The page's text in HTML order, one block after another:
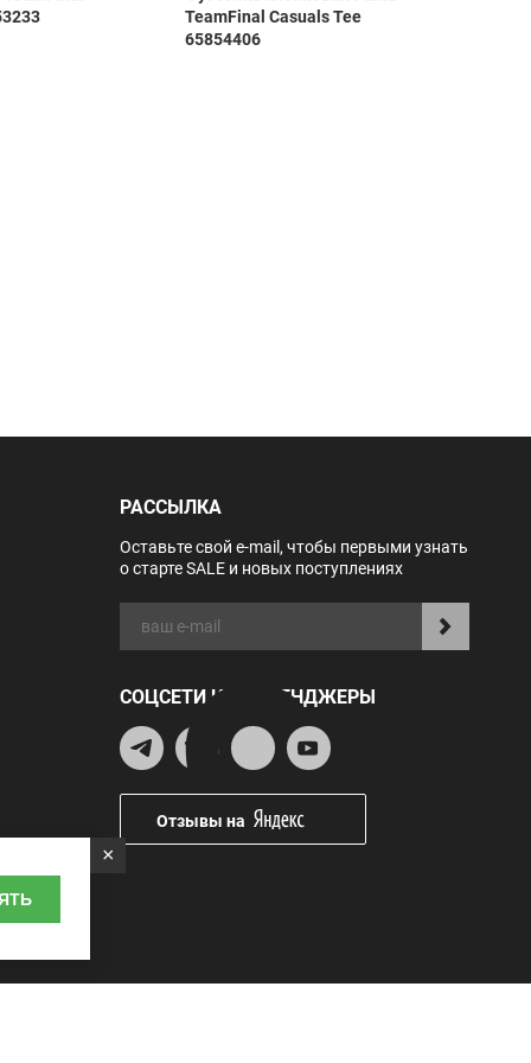
TeamFinal Casuals Tee
65854406
РАССЫЛКА
Оставьте свой e-mail, чтобы первыми узнать
о старте SALE и новых поступлениях
СОЦСЕТИ И МЕССЕНДЖЕРЫ
Отзывы на
×